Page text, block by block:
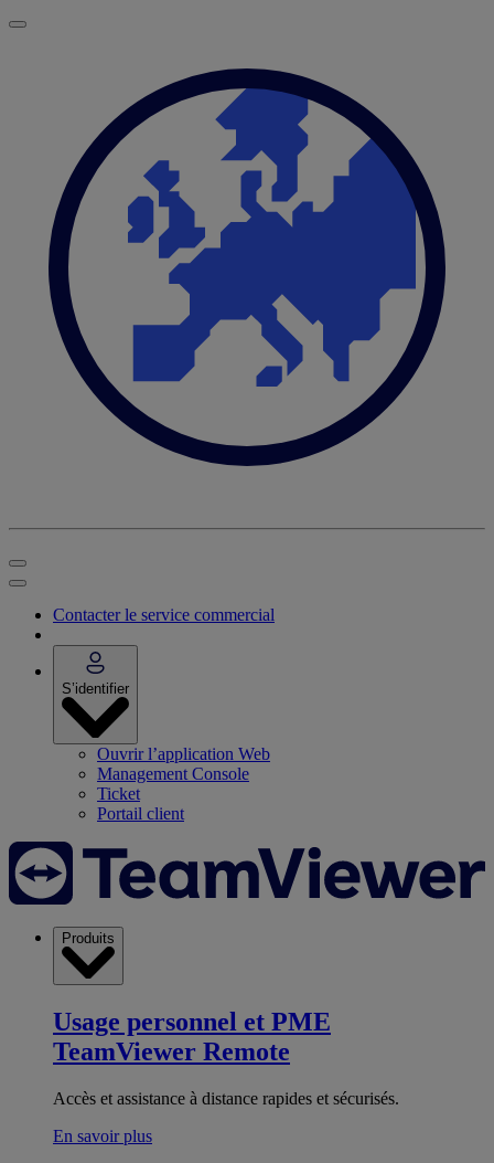
Contacter le service commercial
S’identifier
Ouvrir l’application Web
Management Console
Ticket
Portail client
Produits
Usage personnel et PME
TeamViewer Remote
Accès et assistance à distance rapides et sécurisés.
En savoir plus